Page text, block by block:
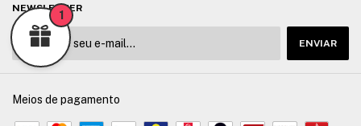
NEWSLETTER
Meios de pagamento
1